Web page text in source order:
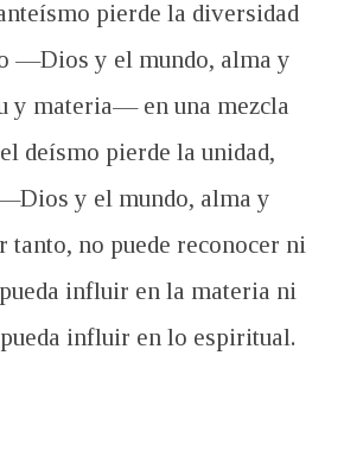
pierde la diversidad
—Dios y el mundo, alma y
y materia— en una mezcla
deísmo pierde la unidad,
y el mundo, alma y
no puede reconocer ni
influir en la materia ni
influir en lo espiritual.